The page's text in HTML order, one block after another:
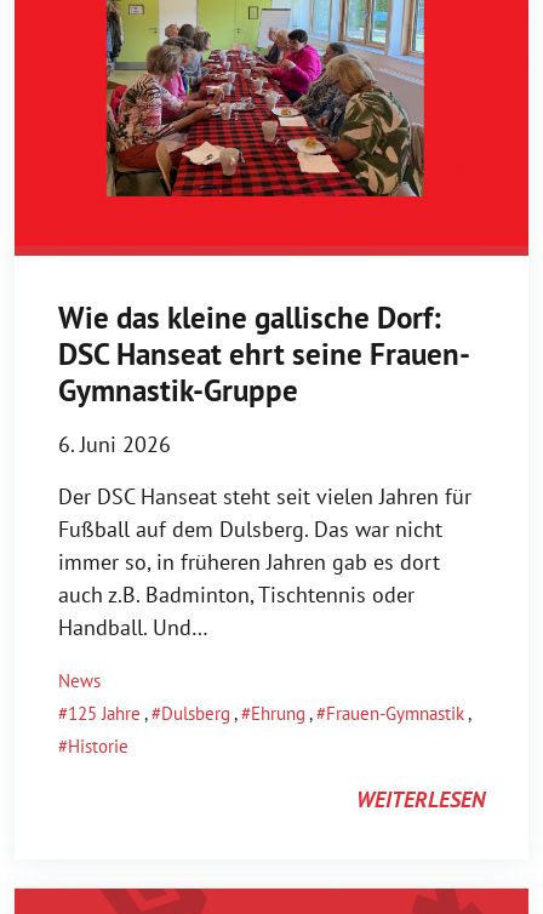
Wie das kleine gallische Dorf:
DSC Hanseat ehrt seine Frauen-
Gymnastik-Gruppe
6. Juni 2026
Der DSC Hanseat steht seit vielen Jahren für
Fußball auf dem Dulsberg. Das war nicht
immer so, in früheren Jahren gab es dort
auch z.B. Badminton, Tischtennis oder
Handball. Und…
News
125 Jahre , Dulsberg , Ehrung , Frauen-Gymnastik,
Historie
WEITERLESEN